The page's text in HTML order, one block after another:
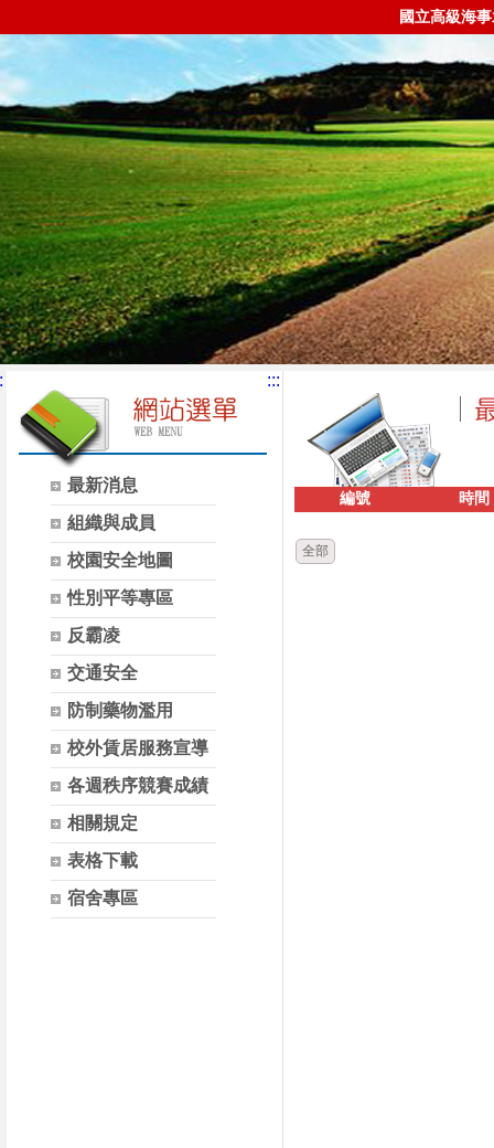
國立高級海
最新消息
組織與成員
校園安全地圖
性別平等專區
反霸凌
交通安全
防制藥物濫用
校外賃居服務宣導
各週秩序競賽成績
相關規定
表格下載
宿舍專區
:::
編號 時間
全部